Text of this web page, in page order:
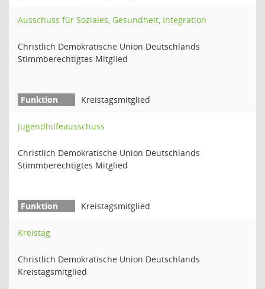
Ausschuss für Soziales, Gesundheit, Integration
Christlich Demokratische Union Deutschlands
Stimmberechtigtes Mitglied
Kreistagsmitglied
Jugendhilfeausschuss
Christlich Demokratische Union Deutschlands
Stimmberechtigtes Mitglied
Kreistagsmitglied
Kreistag
Christlich Demokratische Union Deutschlands
Kreistagsmitglied